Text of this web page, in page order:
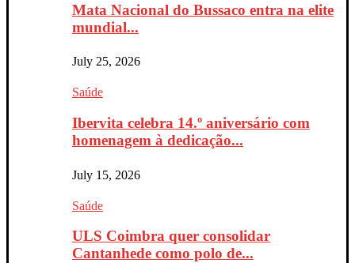
Mata Nacional do Bussaco entra na elite
mundial...
July 25, 2026
Saúde
Ibervita celebra 14.º aniversário com
homenagem à dedicação...
July 15, 2026
Saúde
ULS Coimbra quer consolidar
Cantanhede como polo de...